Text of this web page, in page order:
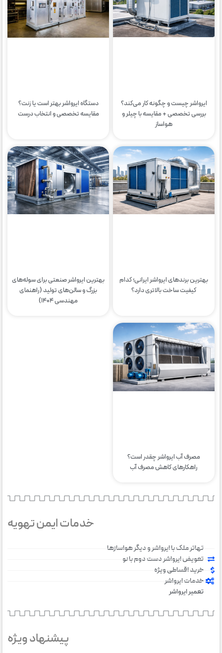
ایرواشر چیست و چگونه کار می‌کند؟
بررسی تخصصی + مقایسه با چیلر و
هواساز
دستگاه ایرواشر بهتر است یا زنت؟
مقایسه تخصصی و انتخاب درست
بهترین برندهای ایرواشر ایرانی؛ کدام
کیفیت ساخت بالاتری دارد؟
بهترین ایرواشر صنعتی برای سوله‌های
بزرگ و سالن‌های تولید (راهنمای
مهندسی ۱۴۰۴)
مصرف آب ایرواشر چقدر است؟
راهکارهای کاهش مصرف آب
خدمات ایمن تهویه
تهاتر ملک با ایرواشر و دیگر هواسازها
تعویض ایرواشر دست دوم با نو
خرید اقساطی ویژه
خدمات ایرواشر
تعمیر ایرواشر
پیشنهاد ویژه